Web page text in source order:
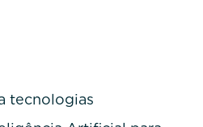
tecnologias